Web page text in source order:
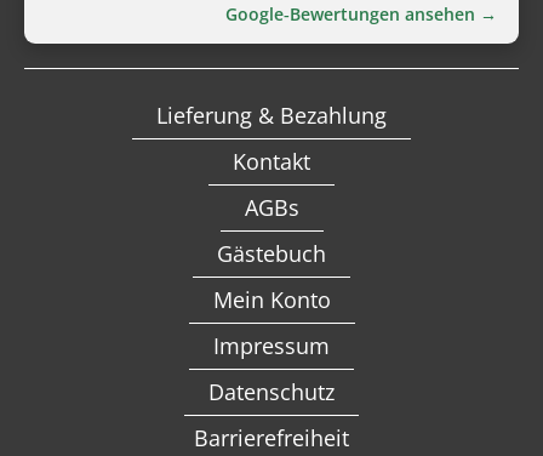
Google‑Bewertungen ansehen →
Lieferung & Bezahlung
Kontakt
AGBs
Gästebuch
Mein Konto
Impressum
Datenschutz
Barrierefreiheit